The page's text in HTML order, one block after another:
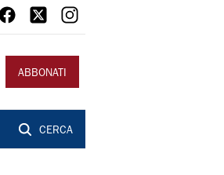
ABBONATI
CERCA